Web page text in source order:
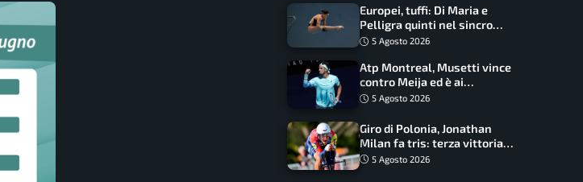
Europei, tuffi: Di Maria e
Pelligra quinti nel sincro
misto. Oro all’Ucraina
5 Agosto 2026
Atp Montreal, Musetti vince
contro Meija ed è ai
sedicesimi
5 Agosto 2026
Giro di Polonia, Jonathan
Milan fa tris: terza vittoria
consecutiva e primato
5 Agosto 2026